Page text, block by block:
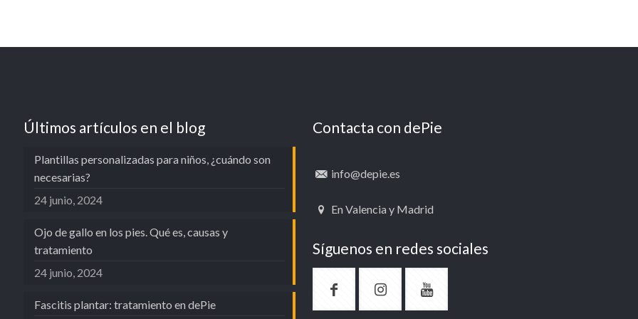
Últimos artículos en el blog
Plantillas personalizadas para niños, ¿cuándo son
necesarias?
24 junio, 2024
Ojo de gallo en los pies. Qué es, causas y
tratamiento
24 junio, 2024
Fascitis plantar: tratamiento en dePie
Contacta con dePie
info@depie.es
En Valencia y Madrid
Síguenos en redes sociales